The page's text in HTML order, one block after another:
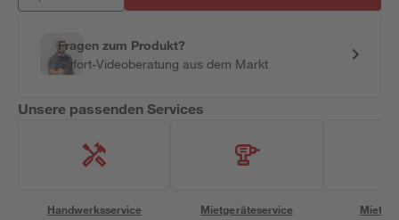
Fragen zum Produkt?
Sofort-Videoberatung aus dem Markt
Unsere passenden Services
Handwerksservice Mietgeräteservice